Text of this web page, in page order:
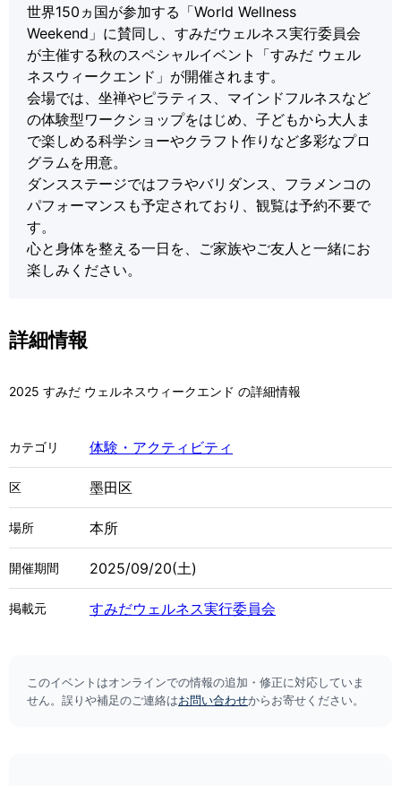
世界150ヵ国が参加する「World Wellness
Weekend」に賛同し、すみだウェルネス実行委員会
が主催する秋のスペシャルイベント「すみだ ウェル
ネスウィークエンド」が開催されます。
会場では、坐禅やピラティス、マインドフルネスなど
の体験型ワークショップをはじめ、子どもから大人ま
で楽しめる科学ショーやクラフト作りなど多彩なプロ
グラムを用意。
ダンスステージではフラやバリダンス、フラメンコの
パフォーマンスも予定されており、観覧は予約不要で
す。
心と身体を整える一日を、ご家族やご友人と一緒にお
楽しみください。
詳細情報
2025 すみだ ウェルネスウィークエンド の詳細情報
カテゴリ 体験・アクティビティ
区 墨田区
場所 本所
開催期間 2025/09/20(土)
掲載元 すみだウェルネス実行委員会
このイベントはオンラインでの情報の追加・修正に対応していま
せん。誤りや補足のご連絡はお問い合わせからお寄せください。